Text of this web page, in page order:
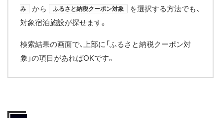
み から ふるさと納税クーポン対象
を選択する方法でも、
対象宿泊施設が探せます。
検索結果の画面で、上部に「ふるさと納税クーポン対
象」の項目があればOKです。